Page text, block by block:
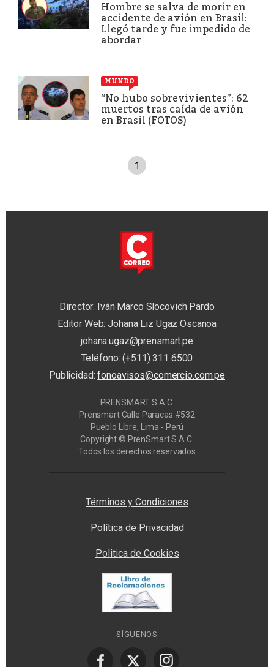
Hombre se salva de morir en
accidente de avión en Brasil:
Llegó tarde y fue impedido de
abordar
MUNDO
“No hubo sobrevivientes”: 62
muertos tras caída de avión
en Brasil (FOTOS)
1
Director: Iván Marco Slocovich Pardo
Editor Web: Johana Liz Ugaz Oscanoa
johana.ugaz@prensmart.pe
Teléfono: (+511) 311 6500
Publicidad:fonoavisos@comercio.com.pe
PRENSMART S.A.C.
Prensmart Calle Paracas #532
Pueblo Libre, Lima - Perú
Copyright © PrenSmart S.A.C.
Todos los derechos reservados
Términos y Condiciones
Política de Privacidad
Politica de Cookies
SÍGUENOS